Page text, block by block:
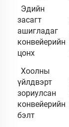
Эдийн
засагт
ашигладаг
конвейерийн
цонх
Хоолны
үйлдвэрт
зориулсан
конвейерийн
бэлт